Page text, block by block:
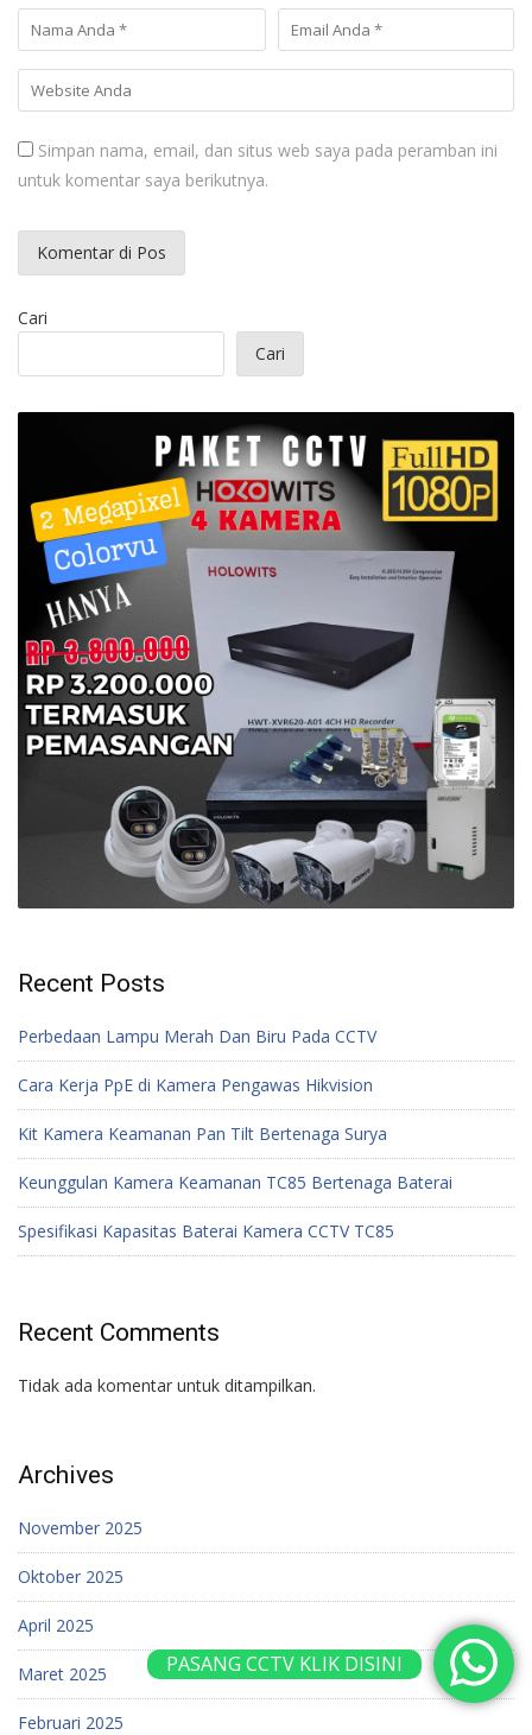
Simpan nama, email, dan situs web saya pada peramban ini
untuk komentar saya berikutnya.
Cari
Cari
Recent Posts
Perbedaan Lampu Merah Dan Biru Pada CCTV
Cara Kerja PpE di Kamera Pengawas Hikvision
Kit Kamera Keamanan Pan Tilt Bertenaga Surya
Keunggulan Kamera Keamanan TC85 Bertenaga Baterai
Spesifikasi Kapasitas Baterai Kamera CCTV TC85
Recent Comments
Tidak ada komentar untuk ditampilkan.
Archives
November 2025
Oktober 2025
April 2025
Maret 2025
Februari 2025
PASANG CCTV KLIK DISINI